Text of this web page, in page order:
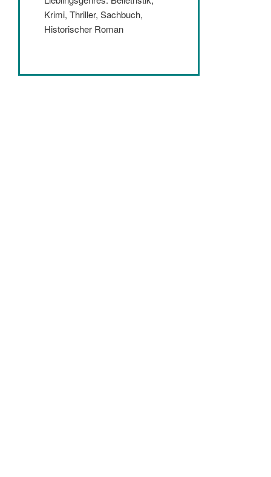
Krimi, Thriller, Sachbuch,
Historischer Roman